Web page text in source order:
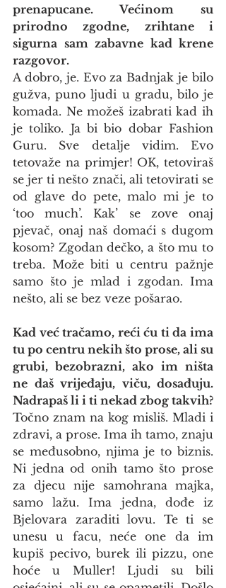
prenapucane. Većinom su
prirodno zgodne, zrihtane i
sigurna sam zabavne kad krene
razgovor.
A dobro, je. Evo za Badnjak je bilo
gužva, puno ljudi u gradu, bilo je
komada. Ne možeš izabrati kad ih
je toliko. Ja bi bio dobar Fashion
Guru. Sve detalje vidim. Evo
tetovaže na primjer! OK, tetoviraš
se jer ti nešto znači, ali tetovirati se
od glave do pete, malo mi je to
‘too much’. Kak’ se zove onaj
pjevač, onaj naš domaći s dugom
kosom? Zgodan dečko, a što mu to
treba. Može biti u centru pažnje
samo što je mlad i zgodan. Ima
nešto, ali se bez veze pošarao.
Kad već tračamo, reći ću ti da ima
tu po centru nekih što prose, ali su
grubi, bezobrazni, ako im ništa
ne daš vrijeđaju, viču, dosađuju.
Nadrapaš li i ti nekad zbog takvih?
Točno znam na kog misliš. Mladi i
zdravi, a prose. Ima ih tamo, znaju
se međusobno, njima je to biznis.
Ni jedna od onih tamo što prose
za djecu nije samohrana majka,
samo lažu. Ima jedna, dođe iz
Bjelovara zaraditi lovu. Te ti se
unesu u facu, neće one da im
kupiš pecivo, burek ili pizzu, one
hoće u Muller! Ljudi su bili